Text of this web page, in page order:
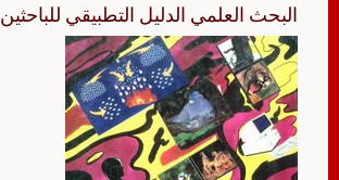
البحث العلمي الدليل التطبيقي للباحثين